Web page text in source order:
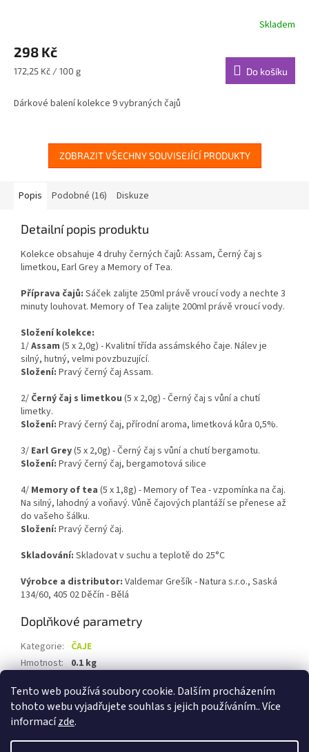
Tento web používá soubory cookie. Dalším procházením
tohoto webu vyjadřujete souhlas s jejich používáním.. Více
informacízde.
Skladem
298 Kč
Měrná
172,25 Kč / 100 g Do košíku
Dárkové balení kolekce 9 vybraných čajů
ZOBRAZIT VŠECHNY SOUVISEJÍCÍ PRODUKTY
Popis Podobné (16) Diskuze
Detailní popis produktu
Kolekce obsahuje 4 druhy černých čajů: Assam, Černý čaj s
limetkou, Earl Grey a Memory of Tea.
Příprava čajů: Sáček zalijte 250ml právě vroucí vody a nechte 3
minuty louhovat. Memory of Tea zalijte 200ml právě vroucí vody.
Složení kolekce:
1/Assam (5 x 2,0g) - Kvalitní třída assámského čaje. Nálev je
silný, hutný, velmi povzbuzující.
Složení: Pravý černý čaj Assam.
2/ Černý čaj s limetkou (5 x 2,0g) - Černý čaj s vůní a chutí
limetky.
Složení: Pravý černý čaj, přírodní aroma, limetková kůra 0,5%.
3/ Earl Grey(5 x 2,0g) - Černý čaj s vůní a chutí bergamotu.
Složení: Pravý černý čaj, bergamotová silice
4/ Memory of tea (5 x 1,8g) - Memory of Tea - vzpomínka na čaj.
Na silný, lahodný a voňavý. Vůně čajových plantáží se přenese až
do vašeho šálku.
Složení: Pravý černý čaj.
Skladování: Skladovat v suchu a teplotě do 25°C
Výrobce a distributor: Valdemar Grešík - Natura s.r.o., Saská
134/60, 405 02 Děčín - Bělá
Doplňkové parametry
Kategorie: ČAJE
Hmotnost: 0.1 kg